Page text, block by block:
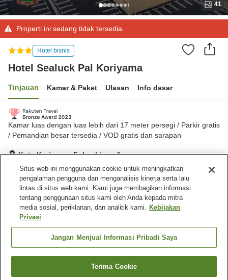
41
Properti ini sedang tidak tersedia.
Hotel bisnis
Hotel Sealuck Pal Koriyama
Tinjauan Kamar & Paket Ulasan Info dasar
Kamar luas dengan luas lebih dari 17 meter persegi / Parkir gratis
/ Pemandian besar tersedia / VOD gratis dan sarapan
Kota Koriyama, Fukushima, Jepang
Lihat di peta
Hebat Ulasan:926
Fasilitas properti
Tempat parkir
Spa / Salon kecantikan
Mesin penjual otomatis
Cari kamar
Situs web ini menggunakan cookie untuk meningkatkan
pengalaman pengguna dan menganalisis kinerja serta lalu
lintas di situs web kami. Kami juga membagikan informasi
tentang penggunaan situs kami oleh Anda kepada mitra
media sosial, periklanan, dan analitik kami. Kebijakan
Privasi
Jangan Menjual Informasi Pribadi Saya
Terima Cookie